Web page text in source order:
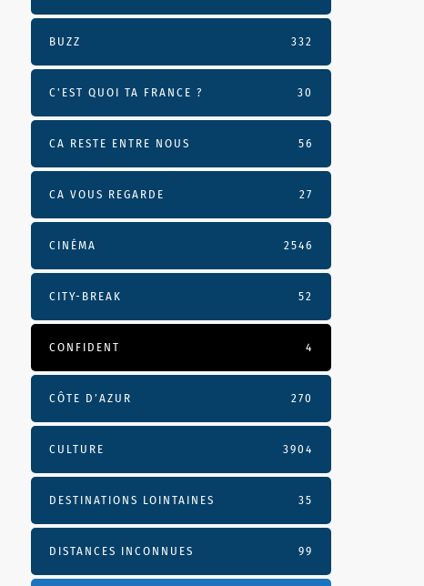
BUZZ 332
C'EST QUOI TA FRANCE ? 30
CA RESTE ENTRE NOUS 56
CA VOUS REGARDE 27
CINÉMA 2546
CITY-BREAK 52
CONFIDENT 4
CÔTE D’AZUR 270
CULTURE 3904
DESTINATIONS LOINTAINES 35
DISTANCES INCONNUES 99